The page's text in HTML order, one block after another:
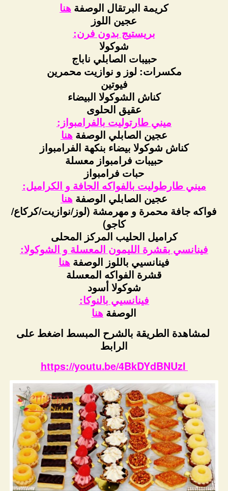
كريمة البرتقال الوصفة هنا
عجين اللوز
بريستيج بدون فرن:
شوكولا
حبيبات الصابلي ناباج
مكسرات: لوز و نوازيت محمرين
فيوتين
كناش الشوكولا البيضاء
عقيق الحلوى
ميني طارتوليت بالفرامبواز:
عجين الصابلي الوصفةهنا
كناش شوكولا بيضاء بنكهة الفرامبواز
حبيبات فرامبواز معسلة
حبات فرامبواز
ميني طارطوليت بالفواكه الجافة و الكراميل:
عجين الصابلي الوصفةهنا
فواكه جافة محمرة و مهرمشة (لوز/نوازيت/كركاع/
كاجو)
كراميل الحليب المركز المحلى
فينانسي بقشرة الليمون المعسلة و الشوكولا:
فينانسيي باللوز الوصفة هنا
قشرة الفواكه المعسلة
شوكولا أسود
فينانسيي بالنوكا:
الوصفة هنا
لمشاهدة الطريقة بالشرح المبسط اضغط على
الرابط
https://youtu.be/4BkDYdBNUzI